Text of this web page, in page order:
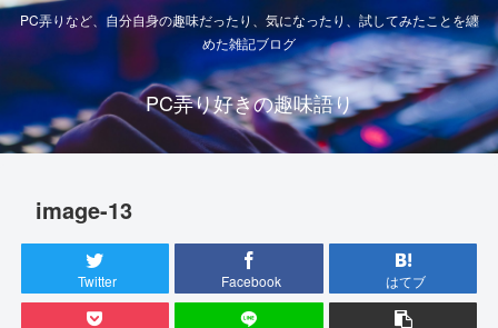
PC弄りなど、自分自身の趣味だったり、気になったり、試してみたことを纏
めた雑記ブログ
PC弄り好きの趣味語り
image-13
Twitter Facebook はてブ